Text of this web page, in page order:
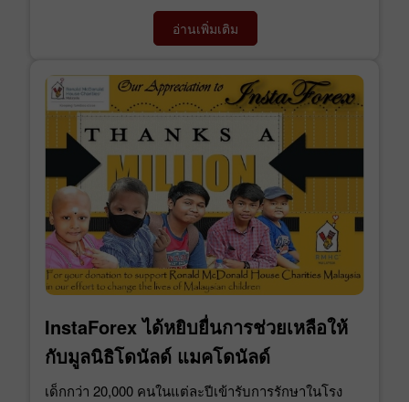
อ่านเพิ่มเติม
InstaForex ได้หยิบยื่นการช่วยเหลือให้
กับมูลนิธิโดนัลด์ แมคโดนัลด์
เด็กกว่า 20,000 คนในแต่ละปีเข้ารับการรักษาในโรง